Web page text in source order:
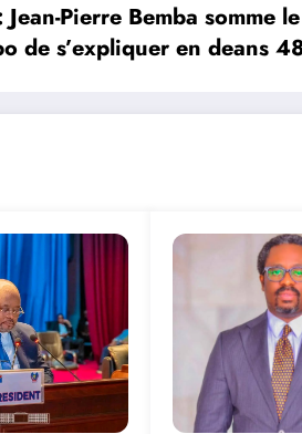
Pierre Bemba somme
de s’expliquer en deans